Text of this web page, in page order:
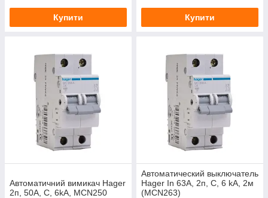
Купити Купити
Автоматичний вимикач Hager
2п, 50А, C, 6kA, MCN250
Автоматический выключатель
Hager In 63А, 2п, С, 6 kA, 2м
(MCN263)